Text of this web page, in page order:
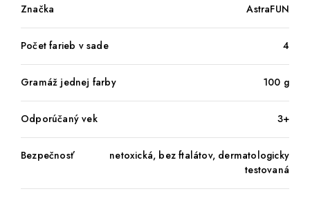
Značka AstraFUN
Počet farieb v sade 4
Gramáž jednej farby 100 g
Odporúčaný vek 3+
Bezpečnosť
netoxická, bez ftalátov, dermatologicky
testovaná